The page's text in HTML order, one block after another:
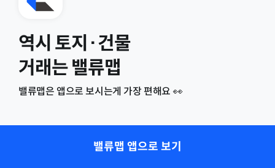
역시 토지·건물
거래는 밸류맵
밸류맵은 앱으로 보시는게 가장 편해요 👀
밸류맵 앱으로 보기